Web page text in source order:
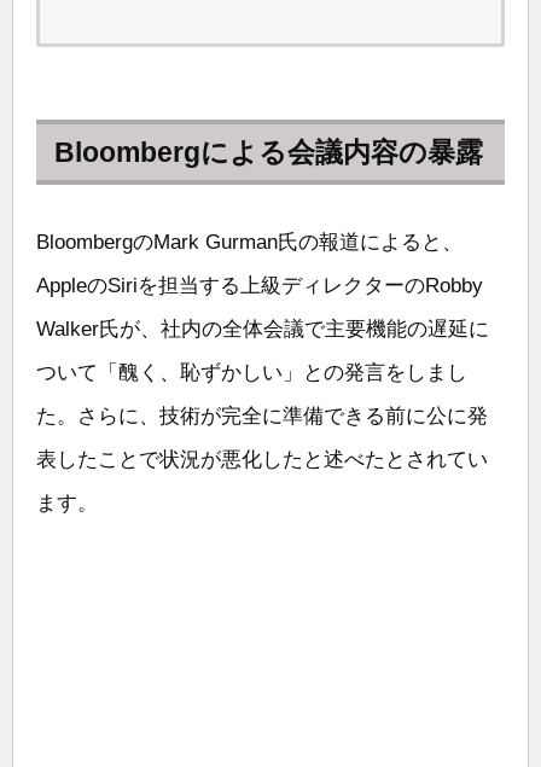
Bloombergによる会議内容の暴露
BloombergのMark Gurman氏の報道によると、
AppleのSiriを担当する上級ディレクターのRobby
Walker氏が、社内の全体会議で主要機能の遅延に
ついて「醜く、恥ずかしい」との発言をしまし
た。さらに、技術が完全に準備できる前に公に発
表したことで状況が悪化したと述べたとされてい
ます。